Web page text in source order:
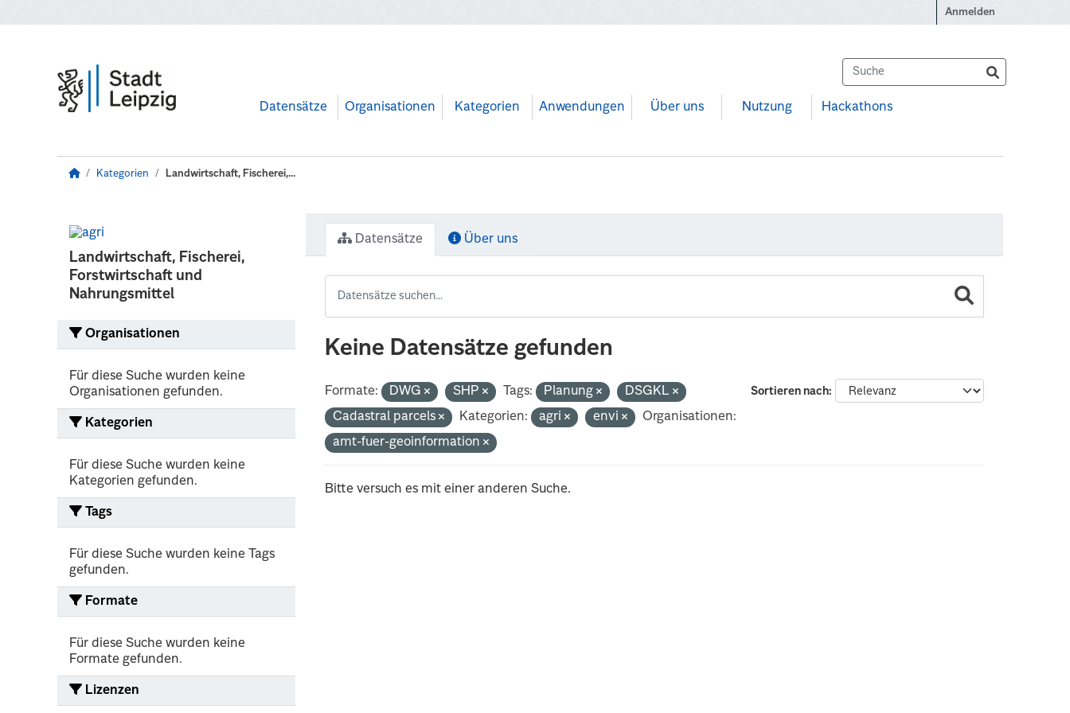
Anmelden
Datensätze Organisationen Kategorien Anwendungen Über uns Nutzung Hackathons
Kategorien Landwirtschaft, Fischerei,...
Landwirtschaft, Fischerei,
Forstwirtschaft und
Nahrungsmittel
Organisationen
Für diese Suche wurden keine
Organisationen gefunden.
Kategorien
Für diese Suche wurden keine
Kategorien gefunden.
Tags
Für diese Suche wurden keine Tags
gefunden.
Formate
Für diese Suche wurden keine
Formate gefunden.
Lizenzen
Datensätze Über uns
Keine Datensätze gefunden
Sortieren nach
Formate: DWG SHP Tags: Planung
DSGKL
Cadastral parcels
Kategorien: agri envi
Organisationen:
amt-fuer-geoinformation
Bitte versuch es mit einer anderen Suche.